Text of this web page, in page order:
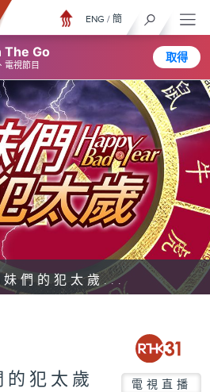
The Go
電視節目
取得
ENG / 簡
們的犯太歲...
的犯太歲 電視直播